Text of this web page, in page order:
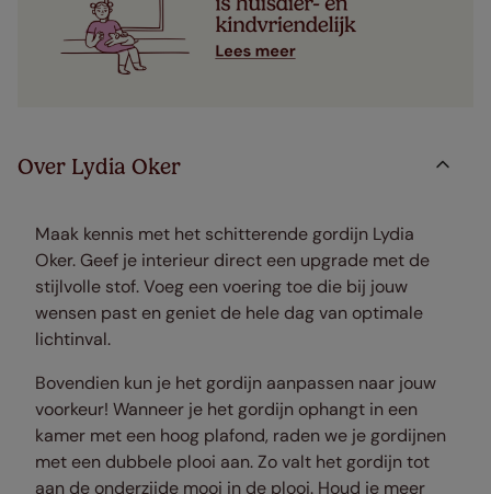
Over Lydia Oker
Maak kennis met het schitterende gordijn Lydia
Oker. Geef je interieur direct een upgrade met de
stijlvolle stof. Voeg een voering toe die bij jouw
wensen past en geniet de hele dag van optimale
lichtinval.
Bovendien kun je het gordijn aanpassen naar jouw
voorkeur! Wanneer je het gordijn ophangt in een
kamer met een hoog plafond, raden we je gordijnen
met een dubbele plooi aan. Zo valt het gordijn tot
aan de onderzijde mooi in de plooi. Houd je meer